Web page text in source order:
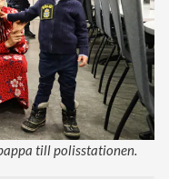
till polisstationen.